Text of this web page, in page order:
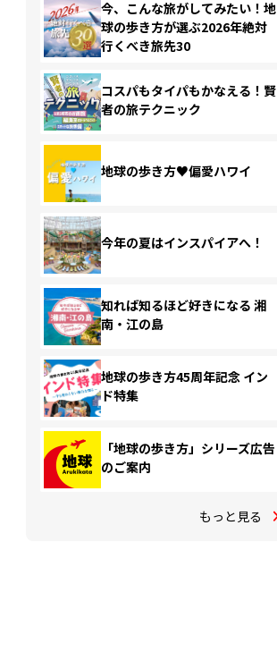
今、こんな旅がしてみたい！地
球の歩き方が選ぶ2026年絶対
行くべき旅先30
コスパもタイパもかなえる！賢
者の旅テクニック
地球の歩き方♥偏愛ハワイ
今年の夏はインスパイアへ！
知れば知るほど好きになる 湘
南・江の島
地球の歩き方45周年記念 イン
ド特集
「地球の歩き方」シリーズ広告
のご案内
もっと見る